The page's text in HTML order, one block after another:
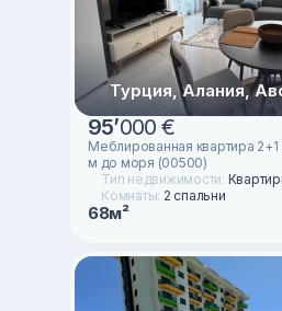
Турция, Алания,
95’000 €
Меблированная квартира
м до моря (00500)
Тип недвижимости:
Комнаты: 2 спальни
68м²